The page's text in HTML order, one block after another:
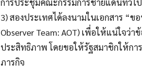
3) สองประเทศได้ลงนามในเอกสาร “ข
Observer Team: AOT) เพื่อให้แน่ใจ
ประสิทธิภาพ โดยขอให้รัฐสมาชิกให้กา
ภารกิจ